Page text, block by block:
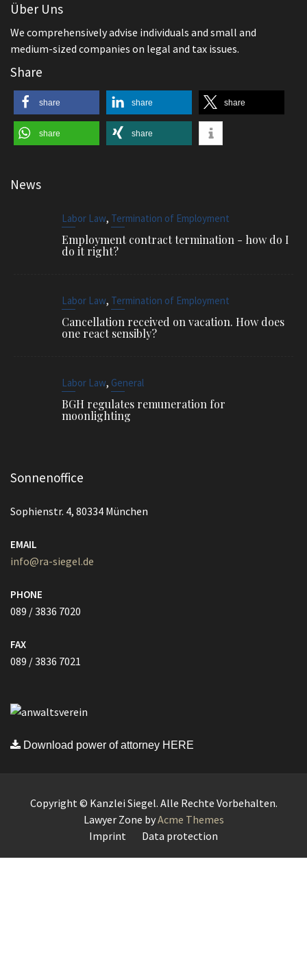
Über Uns
We comprehensively advise individuals and small and
medium-sized companies on legal and tax issues.
Share
share share share
share share
News
Labor Law, Termination of Employment
Employment contract termination - how do I
do it right?
Labor Law, Termination of Employment
Cancellation received on vacation. How does
one react sensibly?
Labor Law, General
BGH regulates remuneration for
moonlighting
Sonnenoffice
Sophienstr. 4, 80334 München
EMAIL
info@ra-siegel.de
PHONE
089 / 3836 7020
FAX
089 / 3836 7021
Download power of attorney HERE
Copyright © Kanzlei Siegel. Alle Rechte Vorbehalten.
Lawyer Zone byAcme Themes
Imprint
Data protection